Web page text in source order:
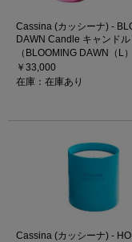
Cassina (カッシーナ) -
DAWN Candle キャンド
（BLOOMING DAWN（L）
￥33,000
在庫：在庫あり
Cassina (カッシーナ) -